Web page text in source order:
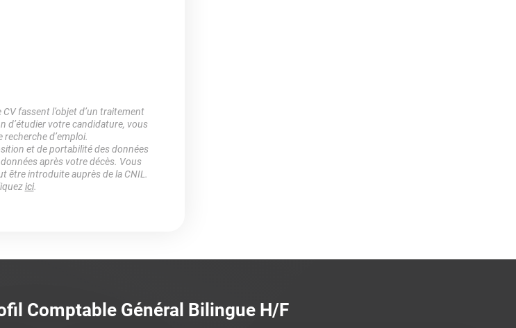
fassent l’objet d’un traitement
d’étudier votre candidature, vous
d’emploi.
et de portabilité des données
après votre décès. Vous
être introduite auprès de la CNIL.
ici.
Comptable Général Bilingue H/F